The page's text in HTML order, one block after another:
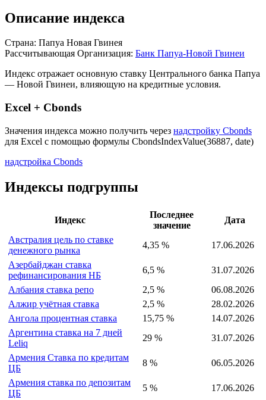
Описание индекса
Страна: Папуа Новая Гвинея
Рассчитывающая Организация: Банк Папуа-Новой Гвинеи
Индекс отражает основную ставку Центрального банка Папуа
— Новой Гвинеи, влияющую на кредитные условия.
Excel + Cbonds
Значения индекса можно получить через надстройку Cbonds
для Excel с помощью формулы CbondsIndexValue(36887, date)
надстройка Cbonds
Индексы подгруппы
Индекс
Последнее
значение
Дата
Австралия цель по ставке
денежного рынка
4,35 %
17.06.2026
Азербайджан ставка
рефинансирования НБ
6,5 %
31.07.2026
Албания ставка репо
2,5 %
06.08.2026
Алжир учётная ставка
2,5 %
28.02.2026
Ангола процентная ставка
15,75 %
14.07.2026
Аргентина ставка на 7 дней
Leliq
29 %
31.07.2026
Армения Ставка по кредитам
ЦБ
8 %
06.05.2026
Армения ставка по депозитам
ЦБ
5 %
17.06.2026